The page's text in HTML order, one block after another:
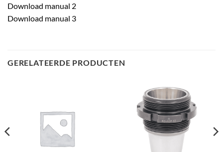
Download manual 2
Download manual 3
GERELATEERDE PRODUCTEN